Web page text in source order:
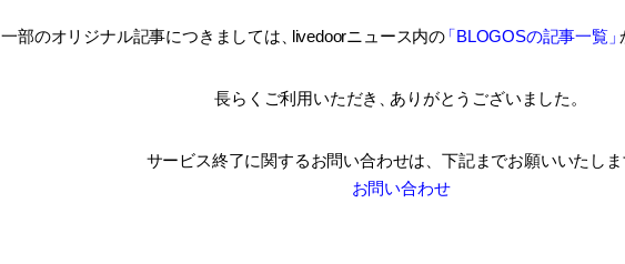
一部のオリジナル記事につきましては livedoorニュース内の「BLOGOSの記事一覧」
長らくご利用いただき ありがとうございました。
サービス終了に関するお問い合わせは、 下記までお願いいたしま
お問い合わせ